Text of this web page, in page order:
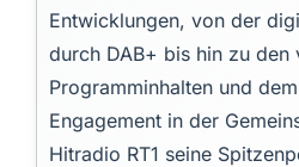
Entwicklungen, von der
durch DAB+ bis hin zu den
Programminhalten und
Engagement in der
Hitradio RT1 seine